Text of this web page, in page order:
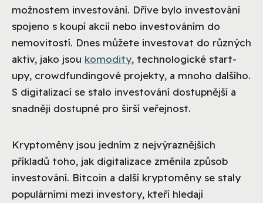
možnostem investování. Dříve bylo investování
spojeno s koupí akcií nebo investováním do
nemovitostí. Dnes můžete investovat do různých
aktiv, jako jsou komodity, technologické start-
upy, crowdfundingové projekty, a mnoho dalšího.
S digitalizací se stalo investování dostupnější a
snadněji dostupné pro širší veřejnost.
Kryptoměny jsou jedním z nejvýraznějších
příkladů toho, jak digitalizace změnila způsob
investování. Bitcoin a další kryptoměny se staly
populárními mezi investory, kteří hledají